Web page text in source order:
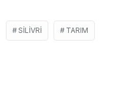
SILIVRI TARIM